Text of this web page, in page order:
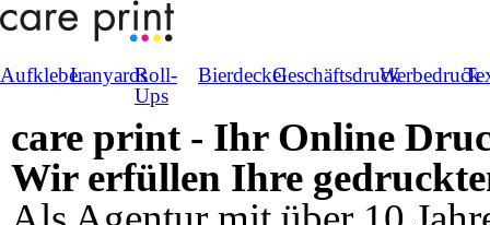
AufkleberLanyardsRoll-
Ups
BierdeckelGeschäftsdruckWerbedruck
care print - Ihr Online
Wir erfüllen Ihre